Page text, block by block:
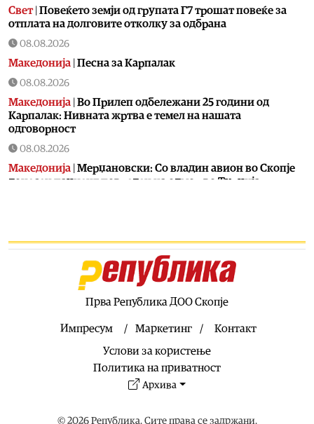
Свет| Повеќето земји од групата Г7 трошат повеќе за
отплата на долговите отколку за одбрана
08.08.2026
Македонија Песна за Карпалак
08.08.2026
Македонија Во Прилеп одбележани 25 години од
Карпалак: Нивната жртва е темел на нашата
одговорност
08.08.2026
Македонија Мерџановски: Со владин авион во Скопје
донесен пациент повреден на одмор во Турција
плаче ни да вреска
Колумбиските картели испраќаат платеници во
Украина за да учат да се борат со дронови против
08.08.2026
„Фајненшл тајмс“: Иранските такси за бродски
премин низ Ормутскиот Теснец се правно издржани
пишува британски „Њу Стејтсмен“
Прва Република ДОО Скопје
Импресум Маркетинг
Контакт
Услови за користење
Политика на приватност
Архива
© 2026 Република. Сите права се задржани.